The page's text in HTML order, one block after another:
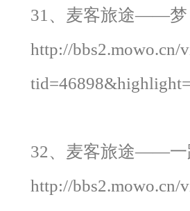
31、麦客旅途——梦
http://bbs2.mowo.cn/
32、麦客旅途——一
http://bbs2.mowo.cn/